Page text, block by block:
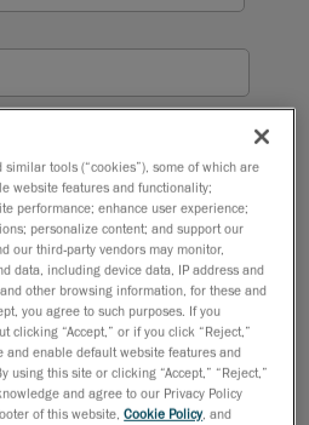
tools (“cookies”), some of which are
website features and functionality;
performance; enhance user experience;
personalize content; and support our
our third-party vendors may monitor,
data, including device data, IP address and
other browsing information, for these and
you agree to such purposes. If you
clicking “Accept,” or if you click “Reject,”
and enable default website features and
this site or clicking “Accept,” “Reject,”
and agree to our Privacy Policy
of this website,Cookie Policy, and